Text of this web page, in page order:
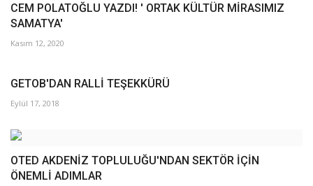
CEM POLATOĞLU YAZDI! ' ORTAK KÜLTÜR MİRASIMIZ
SAMATYA'
Kasım 12, 2020
GETOB'DAN RALLİ TEŞEKKÜRÜ
Eylül 17, 2018
OTED AKDENİZ TOPLULUĞU'NDAN SEKTÖR İÇİN
ÖNEMLİ ADIMLAR